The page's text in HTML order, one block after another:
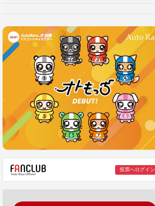
投票へログイン